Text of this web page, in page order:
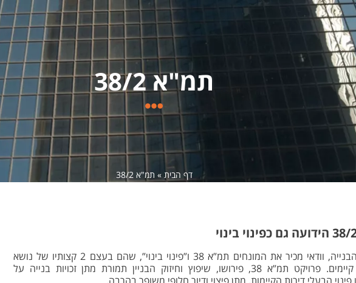
תמ"א 38/2
דף הבית » תמ"א 38/2
כל מי שמתעניין קצת בענף הבנייה, וודאי מכיר את המונחים תמ”א 38 ו”פינוי בינוי”, שהם בעצם 2 קצותיו של נושא
שיפוץ, חידוש וחיזוק מבנים קיימים. פרויקט תמ”א 38, פירושו, שיפוץ וחיזוק הבניין תמורת מתן זכויות בנייה על